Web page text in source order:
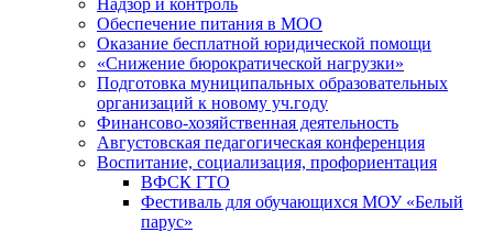
Надзор и контроль
Обеспечение питания в МОО
Оказание бесплатной юридической помощи
«Снижение бюрократической нагрузки»
Подготовка муниципальных образовательных
организаций к новому уч.году
Финансово-хозяйственная деятельность
Августовская педагогическая конференция
Воспитание, социализация, профориентация
ВФСК ГТО
Фестиваль для обучающихся МОУ «Белый
парус»